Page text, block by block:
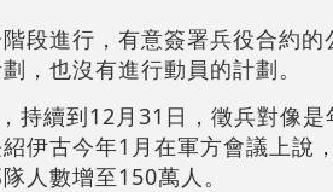
段進行，有意簽署兵役合約的
，也沒有進行動員的計劃。
持續到12月31日，徵兵對像
伊古今年1月在軍方會議上說
人數增至150萬人。